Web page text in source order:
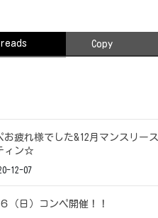
Copy
お疲れ様でした&12月マンスリース
ィン☆
12-07
（日）コンペ開催！！